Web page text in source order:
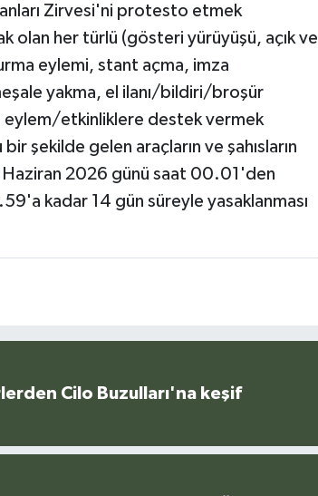
Zirvesi'ni protesto etmek
olan her türlü (gösteri yürüyüşü, açık ve
eylemi, stant açma, imza
yakma, el ilanı/bildiri/broşür
eylem/etkinliklere destek vermek
şekilde gelen araçların ve şahısların
Haziran 2026 günü saat 00.01'den
kadar 14 gün süreyle yasaklanması
Cilo Buzulları'na keşif